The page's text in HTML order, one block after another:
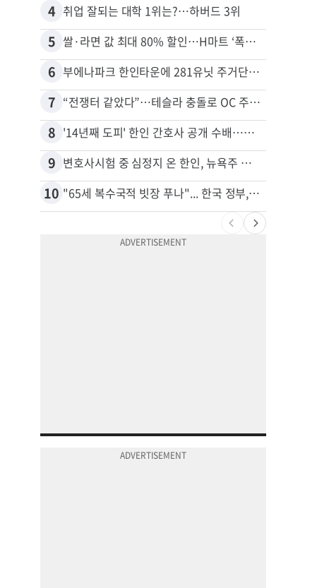
4 취업 잘되는 대학 1위는?…하버드 3위
5 쌀·라면 값 최대 80% 할인…H마트 ‘폭탄 세일’
6 부에나파크 한인타운에 281유닛 주거단지 들어선다
7 “전쟁터 같았다”…테슬라 충돌로 OC 주택 4채 파손
8 '14년째 도피' 한인 간호사 공개 수배…메디케어 사기 유죄
9 변호사시험 중 심정지 온 한인, 뉴욕주 제소
10 "65세 복수국적 빗장 푸나"... 한국 정부, 연령 완화 전면 추진